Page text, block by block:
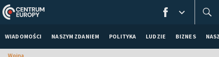
WIADOMOŚCI NASZYM ZDANIEM POLITYKA LUDZIE BIZNES
Wojna